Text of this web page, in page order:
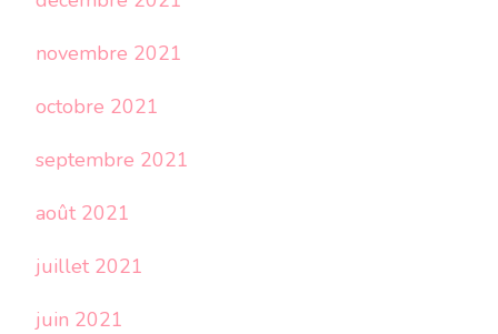
novembre 2021
octobre 2021
septembre 2021
août 2021
juillet 2021
juin 2021